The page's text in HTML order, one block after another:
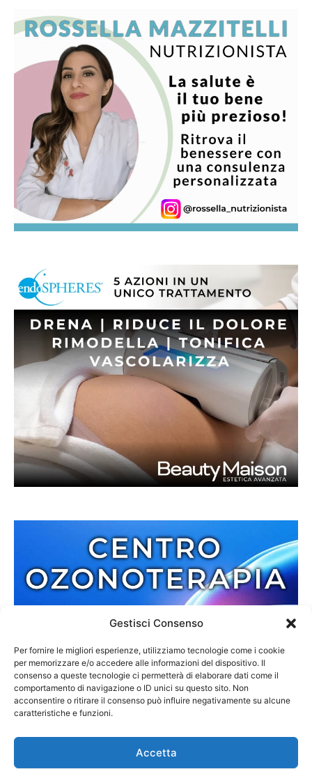
Gestisci Consenso
Per fornire le migliori esperienze, utilizziamo tecnologie come i cookie
per memorizzare e/o accedere alle informazioni del dispositivo. Il
consenso a queste tecnologie ci permetterà di elaborare dati come il
comportamento di navigazione o ID unici su questo sito. Non
acconsentire o ritirare il consenso può influire negativamente su alcune
caratteristiche e funzioni.
Accetta